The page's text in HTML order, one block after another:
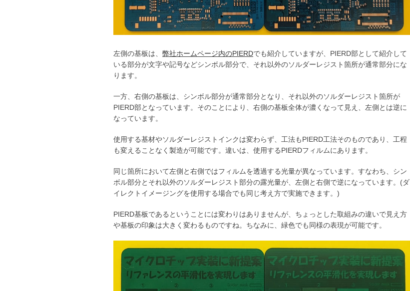
左側の基板は、 弊社ホームページ内のPIERDでも紹介していますが、PIERD部として紹介して
いる部分が文字や記号などシンボル部分で、それ以外のソルダーレジスト箇所が通常部分にな
ります。
一方、右側の基板は、シンボル部分が通常部分となり、それ以外のソルダーレジスト箇所が
PIERD部となっています。そのことにより、右側の基板全体が濃くなって見え、左側とは逆に
なっています。
使用する基材やソルダーレジストインクは変わらず、工法もPIERD工法そのものであり、工程
も変えることなく製造が可能です。違いは、使用するPIERDフィルムにあります。
同じ箇所において左側と右側ではフィルムを透過する光量が異なっています。すなわち、シン
ボル部分とそれ以外のソルダーレジスト部分の露光量が、左側と右側で逆になっています。(ダ
イレクトイメージングを使用する場合でも同じ考え方で実施できます。)
PIERD基板であるということには変わりはありませんが、ちょっとした取組みの違いで見え方
や基板の印象は大きく変わるものですね。ちなみに、緑色でも同様の表現が可能です。